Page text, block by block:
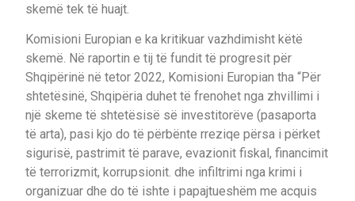
skemë tek të huajt.
Komisioni Europian e ka kritikuar vazhdimisht këtë
skemë. Në raportin e tij të fundit të progresit për
Shqipërinë në tetor 2022, Komisioni Europian tha “Për
shtetësinë, Shqipëria duhet të frenohet nga zhvillimi i
një skeme të shtetësisë së investitorëve (pasaporta
të arta), pasi kjo do të përbënte rreziqe përsa i përket
sigurisë, pastrimit të parave, evazionit fiskal, financimit
të terrorizmit, korrupsionit. dhe infiltrimi nga krimi i
organizuar dhe do të ishte i papajtueshëm me acquis